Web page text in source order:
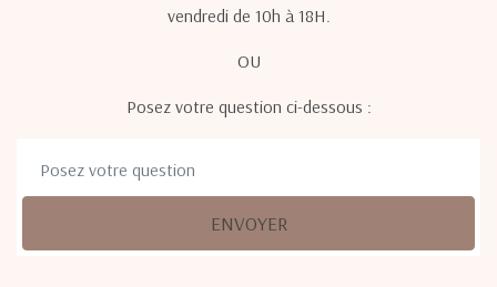
vendredi de 10h à 18H.
OU
Posez votre question ci-dessous :
ENVOYER